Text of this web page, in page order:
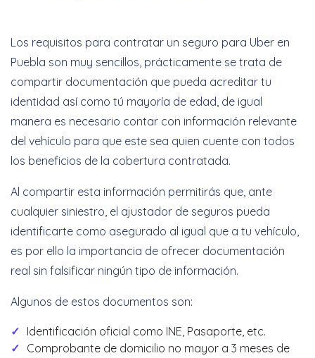
Los requisitos para contratar un seguro para Uber en
Puebla son muy sencillos, prácticamente se trata de
compartir documentación que pueda acreditar tu
identidad así como tú mayoría de edad, de igual
manera es necesario contar con información relevante
del vehículo para que este sea quien cuente con todos
los beneficios de la cobertura contratada.
Al compartir esta información permitirás que, ante
cualquier siniestro, el ajustador de seguros pueda
identificarte como asegurado al igual que a tu vehículo,
es por ello la importancia de ofrecer documentación
real sin falsificar ningún tipo de información.
Algunos de estos documentos son:
Identificación oficial como INE, Pasaporte, etc.
Comprobante de domicilio no mayor a 3 meses de